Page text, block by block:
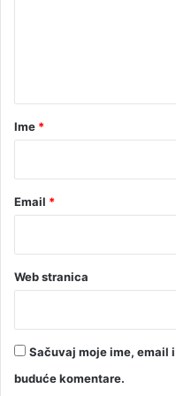
rIme *
Email *
Web stranica
Sačuvaj moje ime, email
buduće komentare.